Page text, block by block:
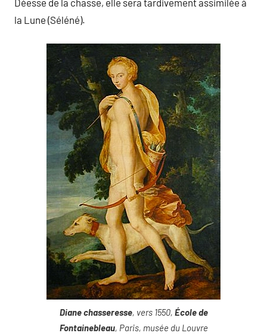
la Lune (Séléné).
Diane chasseresse, vers 1550, École de
Fontainebleau, Paris, musée du Louvre